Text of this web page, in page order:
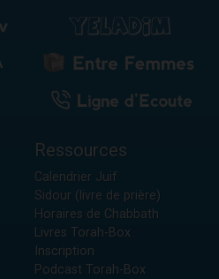
Ressources
Calendrier Juif
Sidour (livre de prière)
Horaires de Chabbath
Livres Torah-Box
Inscription
Podcast Torah-Box